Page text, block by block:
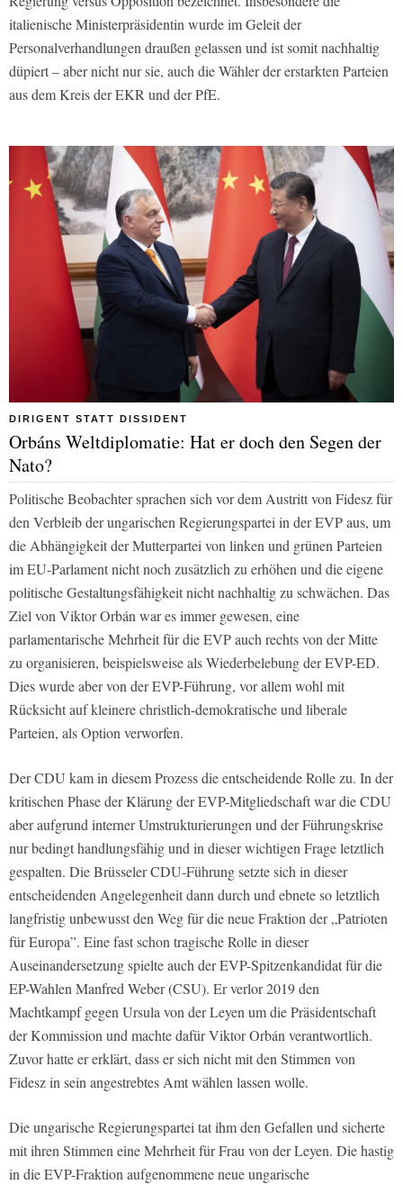
italienische Ministerpräsidentin wurde im Geleit der
Personalverhandlungen draußen gelassen und ist somit nachhaltig
düpiert – aber nicht nur sie, auch die Wähler der erstarkten Parteien
aus dem Kreis der EKR und der PfE.
DIRIGENT STATT DISSIDENT
Orbáns Weltdiplomatie: Hat er doch den Segen der
Nato?
Politische Beobachter sprachen sich vor dem Austritt von Fidesz für
den Verbleib der ungarischen Regierungspartei in der EVP aus, um
die Abhängigkeit der Mutterpartei von linken und grünen Parteien
im EU-Parlament nicht noch zusätzlich zu erhöhen und die eigene
politische Gestaltungsfähigkeit nicht nachhaltig zu schwächen. Das
Ziel von Viktor Orbán war es immer gewesen, eine
parlamentarische Mehrheit für die EVP auch rechts von der Mitte
zu organisieren, beispielsweise als Wiederbelebung der EVP-ED.
Dies wurde aber von der EVP-Führung, vor allem wohl mit
Rücksicht auf kleinere christlich-demokratische und liberale
Parteien, als Option verworfen.
Der CDU kam in diesem Prozess die entscheidende Rolle zu. In der
kritischen Phase der Klärung der EVP-Mitgliedschaft war die CDU
aber aufgrund interner Umstrukturierungen und der Führungskrise
nur bedingt handlungsfähig und in dieser wichtigen Frage letztlich
gespalten. Die Brüsseler CDU-Führung setzte sich in dieser
entscheidenden Angelegenheit dann durch und ebnete so letztlich
langfristig unbewusst den Weg für die neue Fraktion der „Patrioten
für Europa”. Eine fast schon tragische Rolle in dieser
Auseinandersetzung spielte auch der EVP-Spitzenkandidat für die
EP-Wahlen Manfred Weber (CSU). Er verlor 2019 den
Machtkampf gegen Ursula von der Leyen um die Präsidentschaft
der Kommission und machte dafür Viktor Orbán verantwortlich.
Zuvor hatte er erklärt, dass er sich nicht mit den Stimmen von
Fidesz in sein angestrebtes Amt wählen lassen wolle.
Die ungarische Regierungspartei tat ihm den Gefallen und sicherte
mit ihren Stimmen eine Mehrheit für Frau von der Leyen. Die hastig
in die EVP-Fraktion aufgenommene neue ungarische